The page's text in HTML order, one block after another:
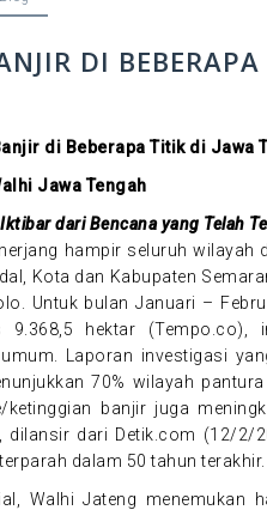
DI
di Beberapa Titik di Jawa
Jawa Tengah
dari Bencana yang Telah
hampir seluruh wilayah
Kota dan Kabupaten
Untuk bulan Januari –
9.368,5 hektar (Tempo.co),
Laporan investigasi
70% wilayah pantura
banjir juga
dilansir dari Detik.com (12/2/
dalam 50 tahun terakhir.
Walhi Jateng menemukan